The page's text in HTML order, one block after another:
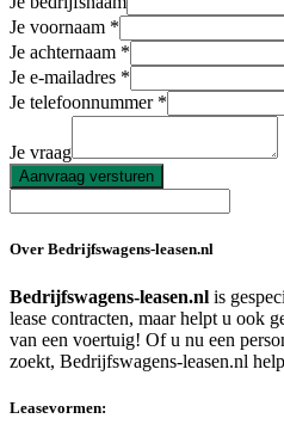
Je voornaam
Je achternaam
Je e-mailadres
Je telefoonnummer
Je vraag
Aanvraag versturen
Over Bedrijfswagens-leasen.nl
Bedrijfswagens-leasen.nl is
lease contracten, maar helpt u ook
van een voertuig! Of u nu een
zoekt, Bedrijfswagens-leasen.nl
Leasevormen: